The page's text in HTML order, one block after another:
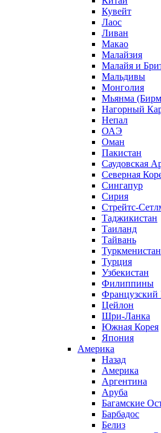
Кувейт
Лаос
Ливан
Макао
Малайзия
Малайя и
Мальдивы
Монголия
Мьянма
Нагорный
Непал
ОАЭ
Оман
Пакистан
Саудовская
Северная
Сингапур
Сирия
Стрейтс-
Таджикистан
Таиланд
Тайвань
Туркменистан
Турция
Узбекистан
Филиппины
Французский
Цейлон
Шри-Ланка
Южная Корея
Япония
Америка
Назад
Америка
Аргентина
Аруба
Багамские
Барбадос
Белиз